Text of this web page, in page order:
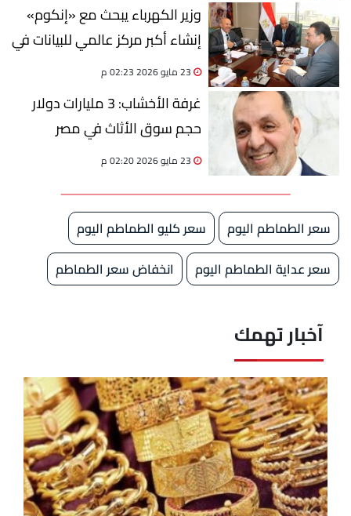
وزير الكهرباء يبحث مع «إنكوم»
إنشاء أكبر مركز عالمي للبيانات في
مصر
23 مايو 2026 02:23 م
غرفة الأخشاب: 3 مليارات دولار
حجم سوق الأثاث في مصر
23 مايو 2026 02:20 م
سعر الطماطم اليوم
سعر كليو الطماطم اليوم
سعر عداية الطماطم اليوم
انخفاض سعر الطماطم
آخبار تهمك